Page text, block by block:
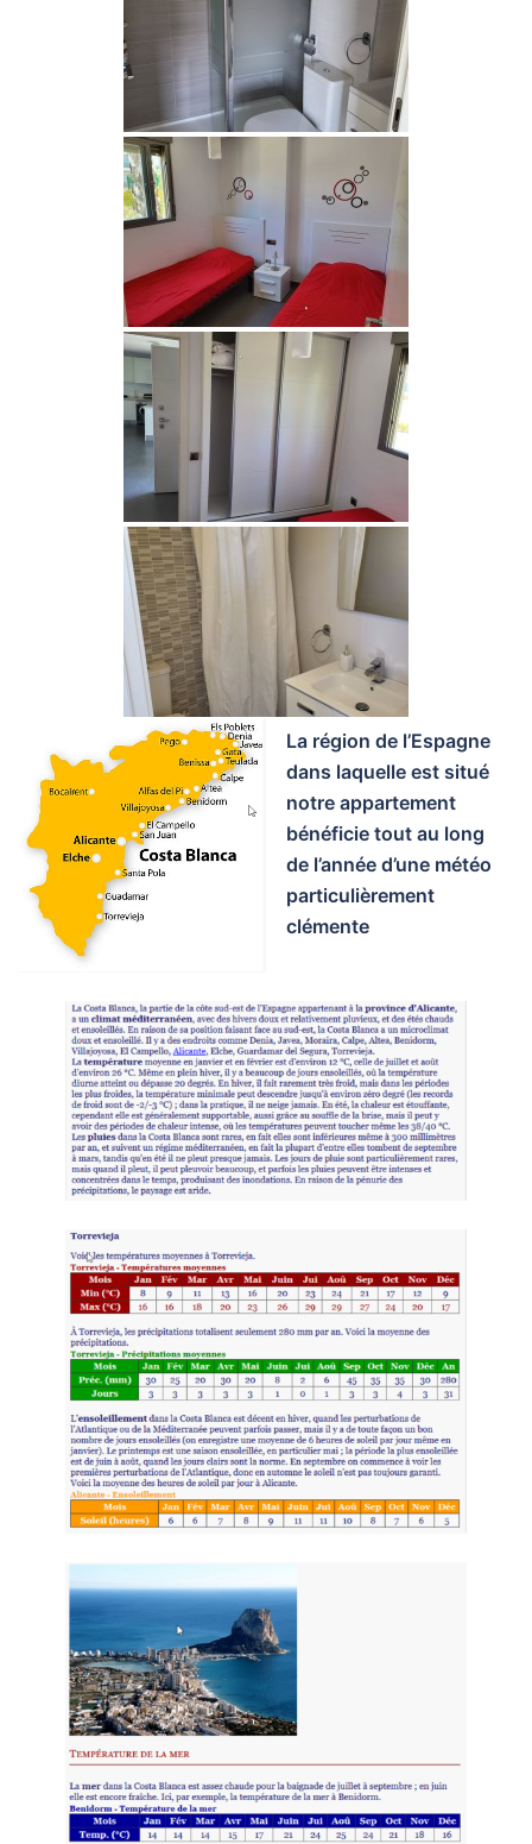
La région de l’Espagne
dans laquelle est situé
notre appartement
bénéficie tout au long
de l’année d’une météo
particulièrement
clémente